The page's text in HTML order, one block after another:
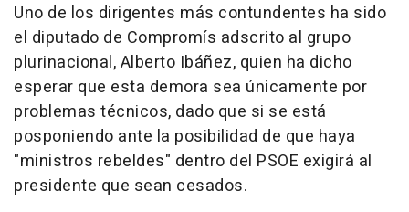
Uno de los dirigentes más contundentes ha sido
el diputado de Compromís adscrito al grupo
plurinacional, Alberto Ibáñez, quien ha dicho
esperar que esta demora sea únicamente por
problemas técnicos, dado que si se está
posponiendo ante la posibilidad de que haya
"ministros rebeldes" dentro del PSOE exigirá al
presidente que sean cesados.